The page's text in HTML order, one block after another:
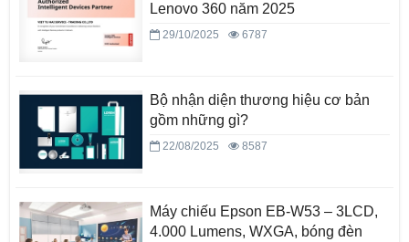
Lenovo 360 năm 2025
29/10/2025 6787
Bộ nhận diện thương hiệu cơ bản
gồm những gì?
22/08/2025 8587
Máy chiếu Epson EB-W53 – 3LCD,
4.000 Lumens, WXGA, bóng đèn